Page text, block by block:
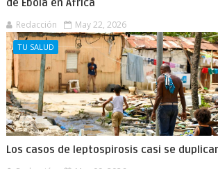
de Ébola en África
Redacción May 22, 2026
TU SALUD
Los casos de leptospirosis casi se